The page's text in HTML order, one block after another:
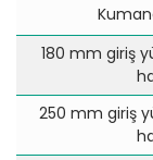
180 mm giriş
250 mm giriş